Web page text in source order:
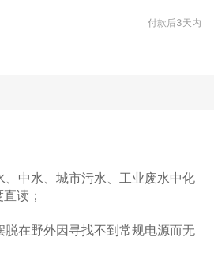
付款后3天内
、中水、城市污水、工业废水中化
读；
脱在野外因寻找不到常规电源而无